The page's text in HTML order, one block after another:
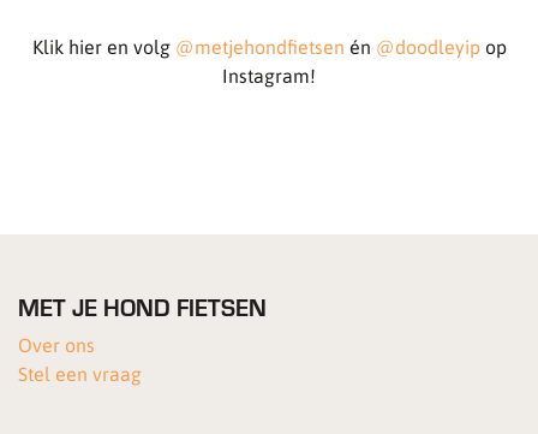
Klik hier en volg @metjehondfietsen én @doodleyip op
Instagram!
MET JE HOND FIETSEN
Over ons
Stel een vraag